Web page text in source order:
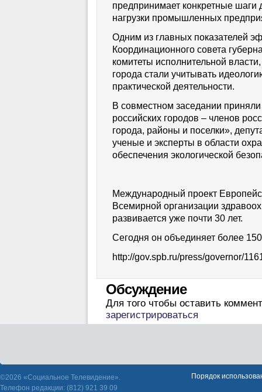
предпринимает конкретные шаги
нагрузки промышленных
Одним из главных показателей
Координационного совета
комитеты исполнительной
города стали учитывать
практической деятельности.
В совместном заседании
российских городов – членов
города, районы и поселки»,
ученые и эксперты в области
обеспечения экологической
Международный проект
Всемирной организации
развивается уже почти 30 лет.
Сегодня он объединяет более
http://gov.spb.ru/press/governor/
Обсуждение
Для того чтобы оставить
зарегистрироваться
©2026 «Социальное Телевидение».
Телефон редакции: (812) 921 39 09
Порядок